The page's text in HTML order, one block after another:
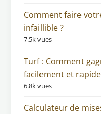
Comment faire
infaillible ?
7.5k vues
Turf : Comment
facilement et
6.8k vues
Calculateur de